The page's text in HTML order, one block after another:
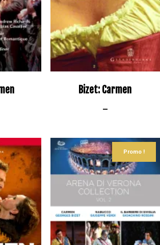
Bizet: Carmen
–
Promo !